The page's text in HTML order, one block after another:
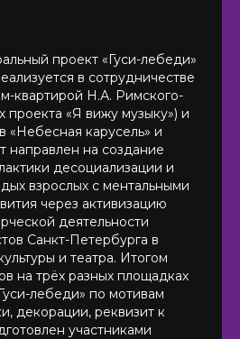
проект «Гуси-лебеди»
в сотрудничестве
квартирой Н.А. Римского-
проекта «Я вижу музыку») и
«Небесная карусель» и
направлен на создание
десоциализации и
взрослых с ментальными
через активизацию
деятельности
Санкт-Петербурга в
и театра. Итогом
на трёх разных площадках
лебеди» по мотивам
декорации, реквизит к
участниками